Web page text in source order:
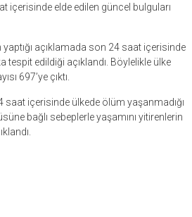
içerisinde elde edilen güncel bulguları
açıklamada son 24 saat içerisinde
tespit edildiği açıklandı. Böylelikle ülke
697’ye çıktı.
saat içerisinde ülkede ölüm yaşanmadığı
bağlı sebeplerle yaşamını yitirenlerin